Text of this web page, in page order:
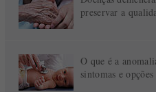
preservar a
O que é a
sintomas e